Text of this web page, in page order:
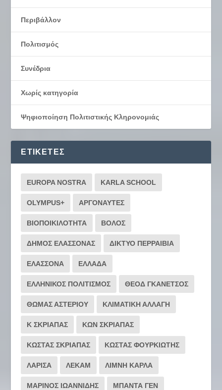
Περιβάλλον
Πολιτισμός
Συνέδρια
Χωρίς κατηγορία
Ψηφιοποίηση Πολιτιστικής Κληρονομιάς
ΕΤΙΚΈΤΕΣ
EUROPA NOSTRA KARLA SCHOOL
OLYMPUS+ ΑΡΓΟΝΑΥΤΕΣ
ΒΙΟΠΟΙΚΙΛΟΤΗΤΑ ΒΟΛΟΣ
ΔΗΜΟΣ ΕΛΑΣΣΟΝΑΣ ΔΙΚΤΥΟ ΠΕΡΡΑΙΒΙΑ
ΕΛΑΣΣΟΝΑ ΕΛΛΑΔΑ
ΕΛΛΗΝΙΚΟΣ ΠΟΛΙΤΙΣΜΟΣ ΘΕΟΔ ΓΚΑΝΕΤΣΟΣ
ΘΩΜΑΣ ΑΣΤΕΡΙΟΥ ΚΛΙΜΑΤΙΚΗ ΑΛΛΑΓΗ
Κ ΣΚΡΙΑΠΑΣ ΚΩΝ ΣΚΡΙΑΠΑΣ
ΚΩΣΤΑΣ ΣΚΡΙΑΠΑΣ ΚΩΣΤΑΣ ΦΟΥΡΚΙΩΤΗΣ
ΛΑΡΙΣΑ ΛΕΚΑΜ ΛΙΜΝΗ ΚΑΡΛΑ
ΜΑΡΙΝΟΣ ΙΩΑΝΝΙΔΗΣ ΜΠΑΝΤΑ ΓΕΝ